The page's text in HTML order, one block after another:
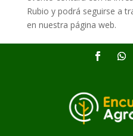
Rubio y podrá seguirse a
en nuestra página web.